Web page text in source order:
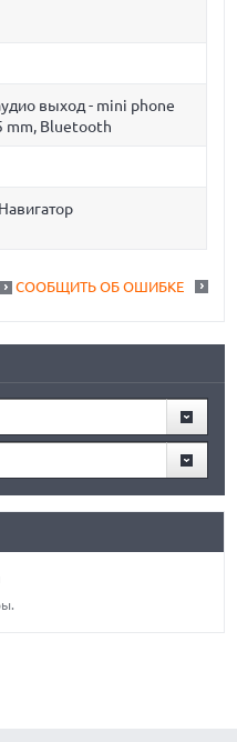
выход - mini phone
mm, Bluetooth
СООБЩИТЬ ОБ ОШИБКЕ